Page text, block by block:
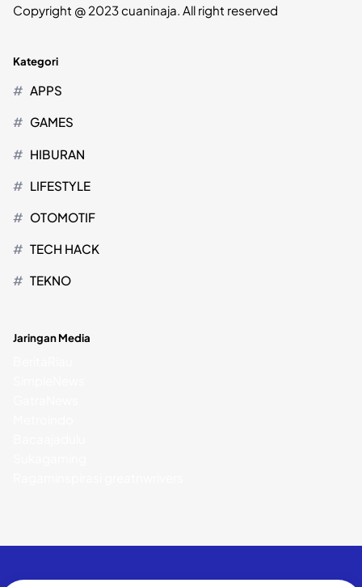
Copyright @ 2023 cuaninaja. All right reserved
Kategori
APPS
GAMES
HIBURAN
LIFESTYLE
OTOMOTIF
TECH HACK
TEKNO
Jaringan Media